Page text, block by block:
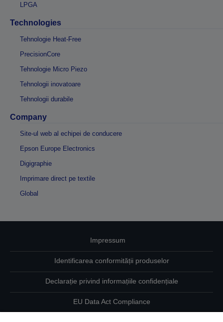
LPGA
Technologies
Tehnologie Heat-Free
PrecisionCore
Tehnologie Micro Piezo
Tehnologii inovatoare
Tehnologii durabile
Company
Site-ul web al echipei de conducere
Epson Europe Electronics
Digigraphie
Imprimare direct pe textile
Global
Impressum
Identificarea conformității produselor
Declarație privind informațiile confidențiale
EU Data Act Compliance